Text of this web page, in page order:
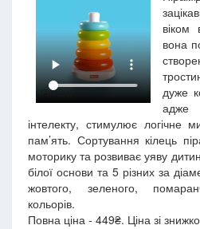
вона
дуже
інтелекту, стимулює логічне
пам’ять. Сортування кілець
моторику та розвиває уяву
білої основи та 5 різних за
жовтого, зеленого,
кольорів.
Повна ціна - 449₴. Ціна зі